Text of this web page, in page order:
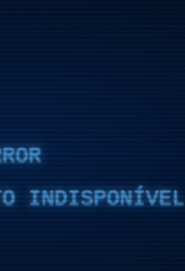
INDISPONÍVEL